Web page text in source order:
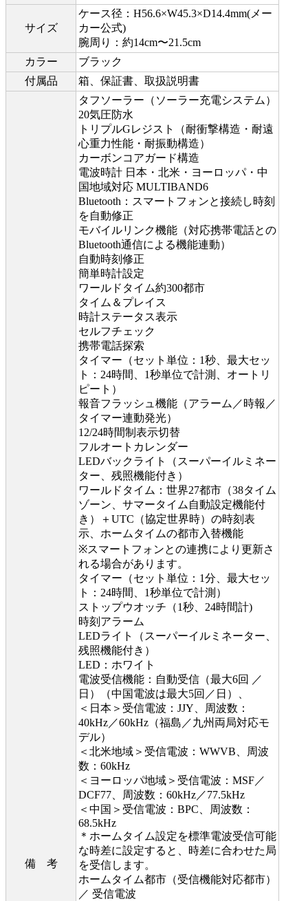
サイズ
ケース径：H56.6×W45.3×D14.4mm(メー
カー公式)
腕周り：約14cm〜21.5cm
カラー
ブラック
付属品
箱、保証書、取扱説明書
備 考
タフソーラー（ソーラー充電システム）
20気圧防水
トリプルGレジスト（耐衝撃構造・耐遠
心重力性能・耐振動構造）
カーボンコアガード構造
電波時計 日本・北米・ヨーロッパ・中
国地域対応 MULTIBAND6
Bluetooth：スマートフォンと接続し時刻
を自動修正
モバイルリンク機能（対応携帯電話との
Bluetooth通信による機能連動）
自動時刻修正
簡単時計設定
ワールドタイム約300都市
タイム＆プレイス
時計ステータス表示
セルフチェック
携帯電話探索
タイマー（セット単位：1秒、最大セッ
ト：24時間、1秒単位で計測、オートリ
ピート）
報音フラッシュ機能（アラーム／時報／
タイマー連動発光）
12/24時間制表示切替
フルオートカレンダー
LEDバックライト（スーパーイルミネー
ター、残照機能付き）
ワールドタイム：世界27都市（38タイム
ゾーン、サマータイム自動設定機能付
き）＋UTC（協定世界時）の時刻表
示、ホームタイムの都市入替機能
※スマートフォンとの連携により更新さ
れる場合があります。
タイマー（セット単位：1分、最大セッ
ト：24時間、1秒単位で計測）
ストップウオッチ（1秒、24時間計)
時刻アラーム
LEDライト（スーパーイルミネーター、
残照機能付き）
LED：ホワイト
電波受信機能：自動受信（最大6回 ／
日）（中国電波は最大5回／日）、
＜日本＞受信電波：JJY、周波数：
40kHz／60kHz（福島／九州両局対応モ
デル）
＜北米地域＞受信電波：WWVB、周波
数：60kHz
＜ヨーロッパ地域＞受信電波：MSF／
DCF77、周波数：60kHz／77.5kHz
＜中国＞受信電波：BPC、周波数：
68.5kHz
＊ホームタイム設定を標準電波受信可能
な時差に設定すると、時差に合わせた局
を受信します。
ホームタイム都市（受信機能対応都市）
／ 受信電波